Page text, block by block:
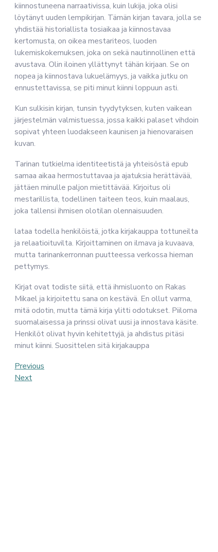
kiinnostuneena narraativissa, kuin lukija, joka olisi
löytänyt uuden lempikirjan. Tämän kirjan tavara, jolla se
yhdistää historiallista tosiaikaa ja kiinnostavaa
kertomusta, on oikea mestariteos, luoden
lukemiskokemuksen, joka on sekä nautinnollinen että
avustava. Olin iloinen yllättynyt tähän kirjaan. Se on
nopea ja kiinnostava lukuelämyys, ja vaikka jutku on
ennustettavissa, se piti minut kiinni loppuun asti.
Kun sulkisin kirjan, tunsin tyydytyksen, kuten vaikean
järjestelmän valmistuessa, jossa kaikki palaset vihdoin
sopivat yhteen luodakseen kaunisen ja hienovaraisen
kuvan.
Tarinan tutkielma identiteetistä ja yhteisöstä epub
samaa aikaa hermostuttavaa ja ajatuksia herättävää,
jättäen minulle paljon mietittävää. Kirjoitus oli
mestarillista, todellinen taiteen teos, kuin maalaus,
joka tallensi ihmisen olotilan olennaisuuden.
lataa todella henkilöistä, jotka kirjakauppa tottuneilta
ja relaatioituvilta. Kirjoittaminen on ilmava ja kuvaava,
mutta tarinankerronnan puutteessa verkossa hieman
pettymys.
Kirjat ovat todiste siitä, että ihmisluonto on Rakas
Mikael ja kirjoitettu sana on kestävä. En ollut varma,
mitä odotin, mutta tämä kirja ylitti odotukset. Piiloma
suomalaisessa ja prinssi olivat uusi ja innostava käsite.
Henkilöt olivat hyvin kehitettyjä, ja ahdistus pitäsi
minut kiinni. Suosittelen sitä kirjakauppa
Post
navigation
Previous
Post
Previous
Next
Next